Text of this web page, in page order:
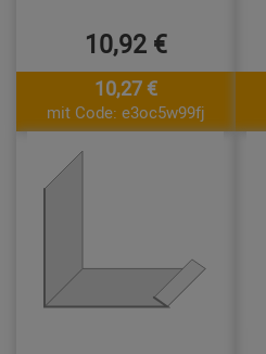
10,92 €
10,27 €
mit Code: e3oc5w99fj